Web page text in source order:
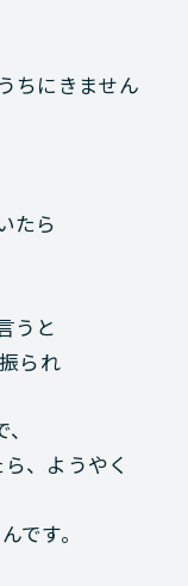
ちにきません
たら
うと
られ
、ようやく
です。